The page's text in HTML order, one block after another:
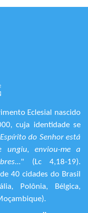
Eclesial nascido
cuja identidade se
do Senhor está
ungiu, enviou-me a
" (Lc 4,18-19).
40 cidades do Brasil
Polônia, Bélgica,